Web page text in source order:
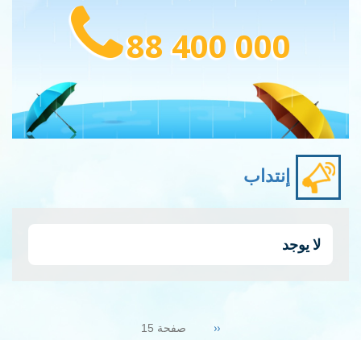
88 400 000
إنتداب
لا يوجد
Previous
‹‹ صفحة 15